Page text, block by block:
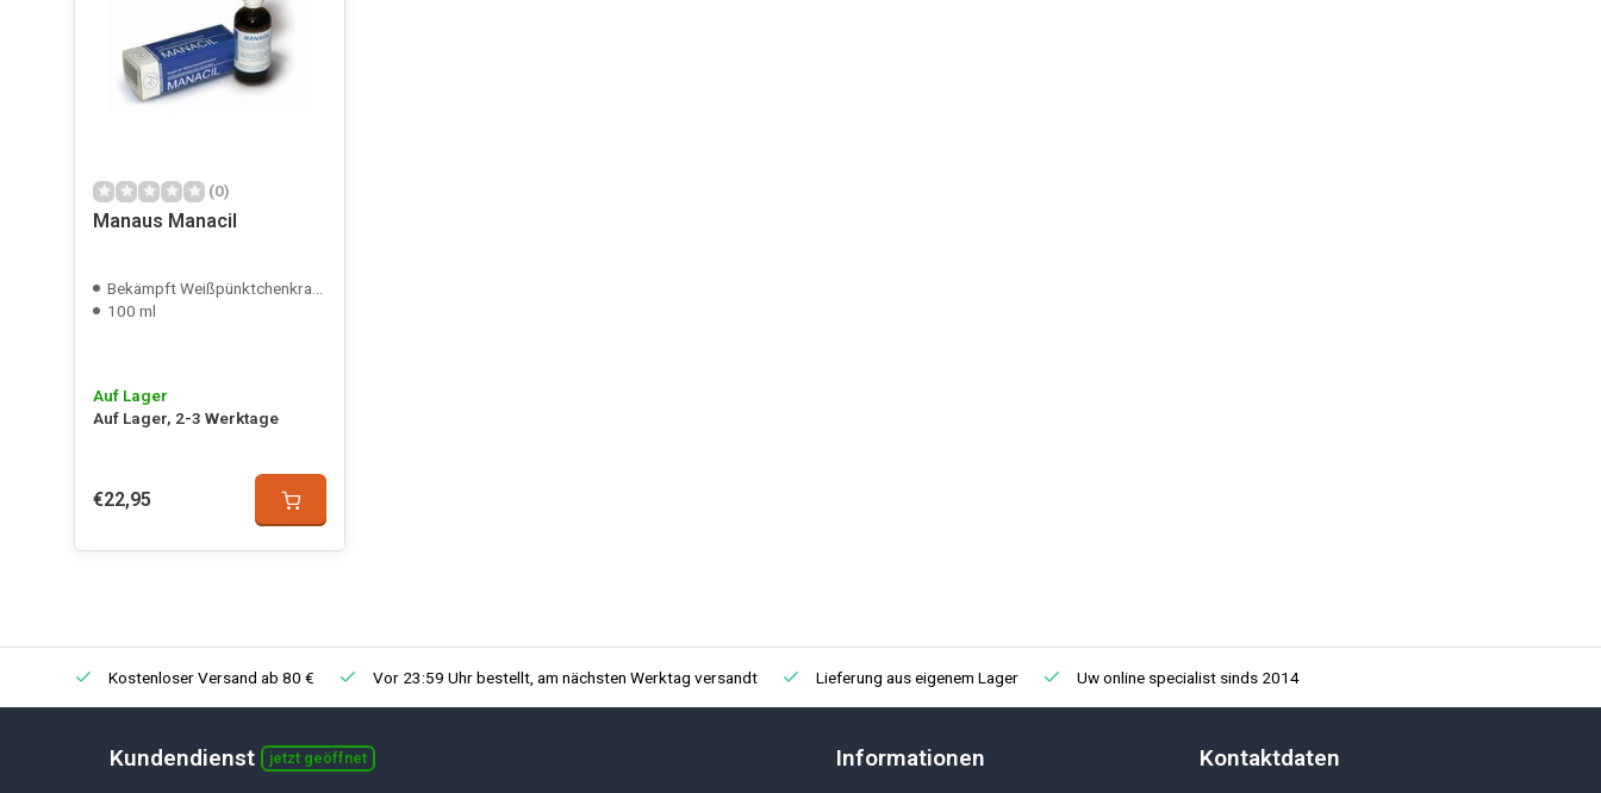
(0)
Manaus Manacil
Bekämpft Weißpünktchenkrankheit
100 ml
Auf Lager
Auf Lager, 2-3 Werktage
€22,95
Kostenloser Versand ab 80 € Vor 23:59 Uhr bestellt, am nächsten Werktag versandt Lieferung aus eigenem Lager Uw online specialist sinds 2014
Kundendienst jetzt geöffnet Informationen Kontaktdaten